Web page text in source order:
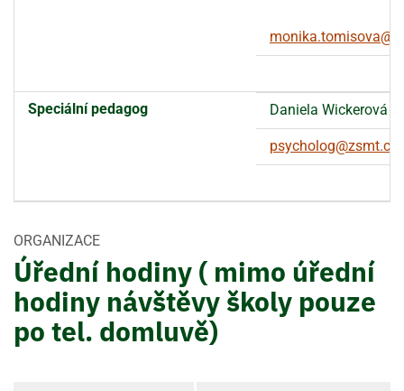
Speciální pedagog Daniela Wickerová
psycholog@zsmt.cz
ORGANIZACE
Úřední hodiny ( mimo úřední
hodiny návštěvy školy pouze
po tel. domluvě)